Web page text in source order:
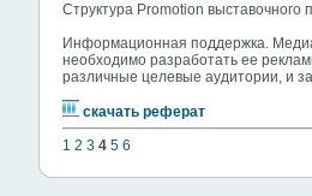
Структура Promotion выставочного
Информационная поддержка.
необходимо разработать ее
различные целевые аудитории, и
скачать реферат
1 2 3 4 5 6